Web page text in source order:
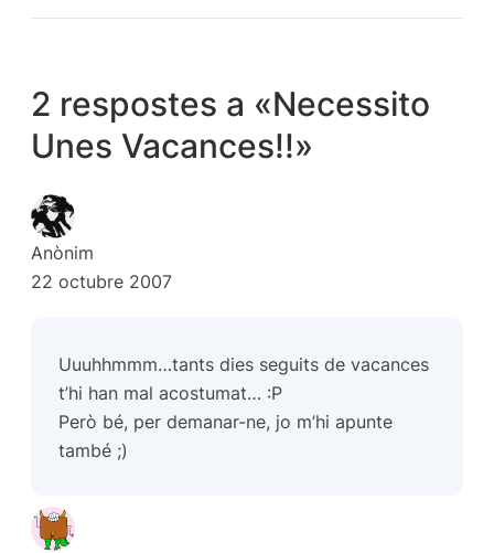
2 respostes a «Necessito
Unes Vacances!!»
Anònim
22 octubre 2007
Uuuhhmmm…tants dies seguits de vacances
t’hi han mal acostumat… :P
Però bé, per demanar-ne, jo m’hi apunte
també ;)